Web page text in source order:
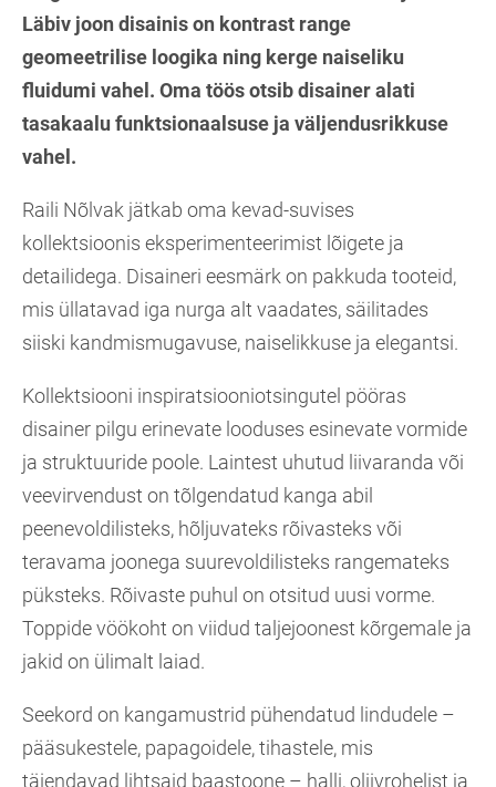
Läbiv joon disainis on kontrast range
geomeetrilise loogika ning kerge naiseliku
fluidumi vahel. Oma töös otsib disainer alati
tasakaalu funktsionaalsuse ja väljendusrikkuse
vahel.
Raili Nõlvak jätkab oma kevad-suvises
kollektsioonis eksperimenteerimist lõigete ja
detailidega. Disaineri eesmärk on pakkuda tooteid,
mis üllatavad iga nurga alt vaadates, säilitades
siiski kandmismugavuse, naiselikkuse ja elegantsi.
Kollektsiooni inspiratsiooniotsingutel pööras
disainer pilgu erinevate looduses esinevate vormide
ja struktuuride poole. Laintest uhutud liivaranda või
veevirvendust on tõlgendatud kanga abil
peenevoldilisteks, hõljuvateks rõivasteks või
teravama joonega suurevoldilisteks rangemateks
püksteks. Rõivaste puhul on otsitud uusi vorme.
Toppide vöökoht on viidud taljejoonest kõrgemale ja
jakid on ülimalt laiad.
Seekord on kangamustrid pühendatud lindudele –
pääsukestele, papagoidele, tihastele, mis
täiendavad lihtsaid baastoone – halli, oliivrohelist ja